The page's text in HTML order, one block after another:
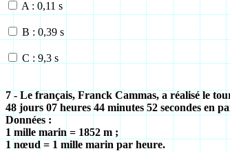
A : 0,11 s
B : 0,39 s
C : 9,3 s
7 - Le français, Franck Cammas, a réalisé le
48 jours 07 heures 44 minutes 52 secondes en
Données :
1 mille marin = 1852 m ;
1 nœud = 1 mille marin par heure.